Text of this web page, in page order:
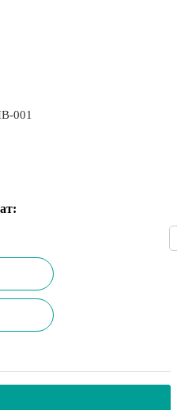
001